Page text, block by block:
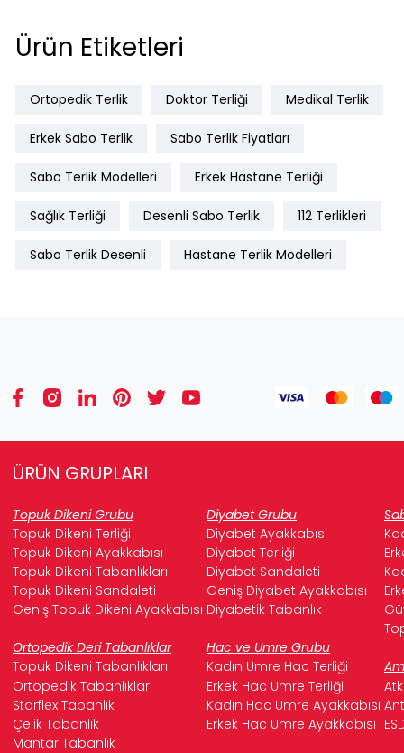
Ürün Etiketleri
Ortopedik Terlik Doktor Terliği Medikal Terlik
Erkek Sabo Terlik Sabo Terlik Fiyatları
Sabo Terlik Modelleri Erkek Hastane Terliği
Sağlık Terliği Desenli Sabo Terlik 112 Terlikleri
Sabo Terlik Desenli Hastane Terlik Modelleri
ÜRÜN GRUPLARI
Topuk Dikeni Grubu Diyabet Grubu
Topuk Dikeni Terliği
Diyabet Ayakkabısı
Topuk Dikeni Ayakkabısı
Diyabet Terliği
Topuk Dikeni Tabanlıkları
Diyabet Sandaleti
Topuk Dikeni Sandaleti
Geniş Diyabet Ayakkabısı
Geniş Topuk Dikeni Ayakkabısı Diyabetik Tabanlık
Ortopedik Deri Tabanlıklar
Hac ve Umre Grubu
Topuk Dikeni Tabanlıkları
Kadın Umre Hac Terliği
Ortopedik Tabanlıklar
Erkek Hac Umre Terliği
Starflex Tabanlık
Kadın Hac Umre Ayakkabısı
Çelik Tabanlık
Erkek Hac Umre Ayakkabısı
Mantar Tabanlık